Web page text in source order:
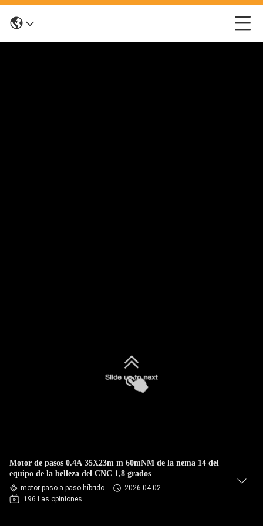
Motor de pasos 0.4A 35X23m m 60mNM de la nema 14 del
equipo de la belleza del CNC 1,8 grados
motor paso a paso híbrido
2026-04-02
196 Las opiniones